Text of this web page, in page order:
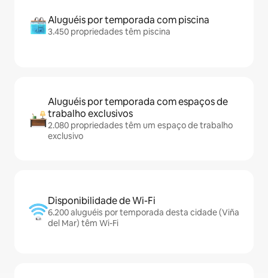
Aluguéis por temporada com piscina
3.450 propriedades têm piscina
Aluguéis por temporada com espaços de
trabalho exclusivos
2.080 propriedades têm um espaço de trabalho
exclusivo
Disponibilidade de Wi-Fi
6.200 aluguéis por temporada desta cidade (Viña
del Mar) têm Wi-Fi